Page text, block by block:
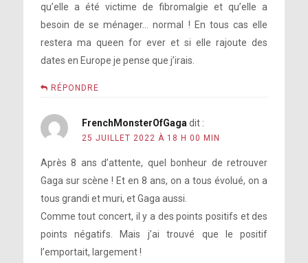
qu’elle a été victime de fibromalgie et qu’elle a
besoin de se ménager… normal ! En tous cas elle
restera ma queen for ever et si elle rajoute des
dates en Europe je pense que j’irais.
RÉPONDRE
FrenchMonsterOfGaga dit :
25 JUILLET 2022 À 18 H 00 MIN
Après 8 ans d’attente, quel bonheur de retrouver
Gaga sur scène ! Et en 8 ans, on a tous évolué, on a
tous grandi et muri, et Gaga aussi.
Comme tout concert, il y a des points positifs et des
points négatifs. Mais j’ai trouvé que le positif
l’emportait, largement !